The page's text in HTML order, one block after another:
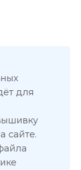
для
сайте.